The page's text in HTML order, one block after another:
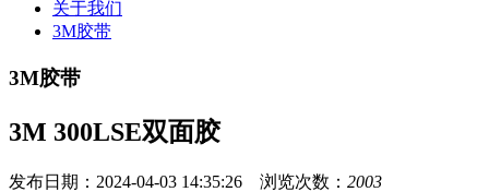
关于我们
3M胶带
3M胶带
3M 300LSE双面胶
发布日期：2024-04-03 14:35:26 浏览次数： 2003